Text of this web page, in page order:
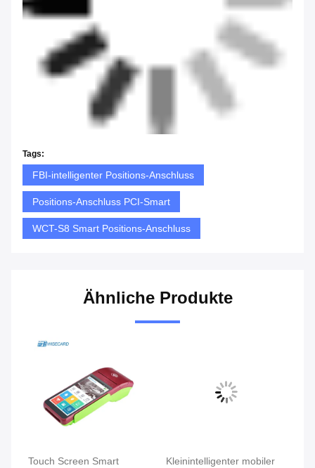
Tags:
FBI-intelligenter Positions-Anschluss
Positions-Anschluss PCI-Smart
WCT-S8 Smart Positions-Anschluss
Ähnliche Produkte
Kleinintelligenter mobiler
Dual Camera Smart